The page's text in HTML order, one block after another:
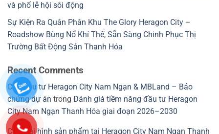
và phố lễ hội sôi động
Sự Kiện Ra Quân Phân Khu The Glory Heragon City –
Roadshow Bùng Nổ Khí Thế, Sẵn Sàng Chinh Phục Thị
Trường Bất Động Sản Thanh Hóa
Recent Comments
Chủ đầu tư Heragon City Nam Ngạn & MBLand – Bảo
chứng dự án trong Đánh giá tiềm năng đầu tư Heragon
City Nam Ngạn Thanh Hóa giai đoạn 2026–2030
Các loại hình sản phẩm tại Heragon City Nam Ngạn Thanh